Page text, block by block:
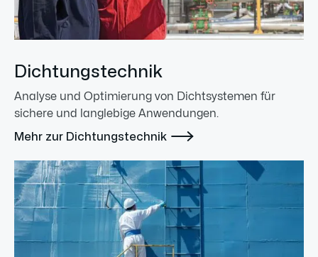
Dichtungstechnik
Analyse und Optimierung von Dichtsystemen für
sichere und langlebige Anwendungen.
Mehr zur Dichtungstechnik 